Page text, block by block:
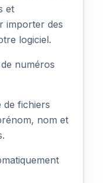
et
importer des
logiciel.
numéros
de fichiers
nom et